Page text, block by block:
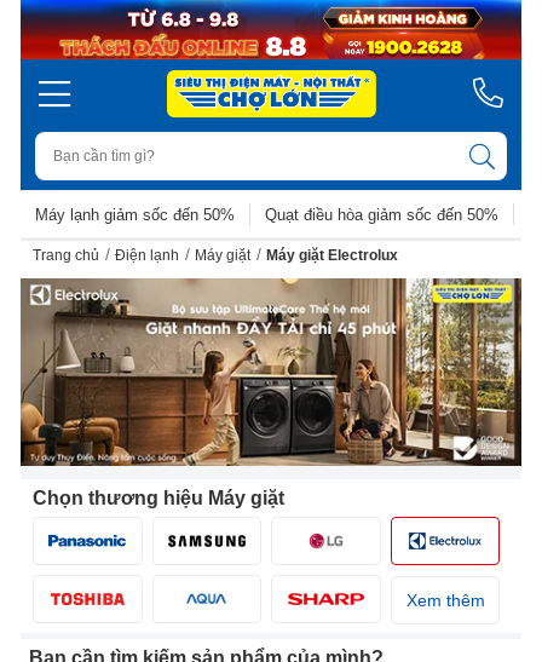
Máy lạnh giảm sốc đến 50% Quạt điều hòa giảm sốc đến 50%
Trang chủ / Điện lạnh / Máy giặt / Máy giặt Electrolux
Chọn thương hiệu Máy giặt
Xem thêm
Bạn cần tìm kiếm sản phẩm của mình?